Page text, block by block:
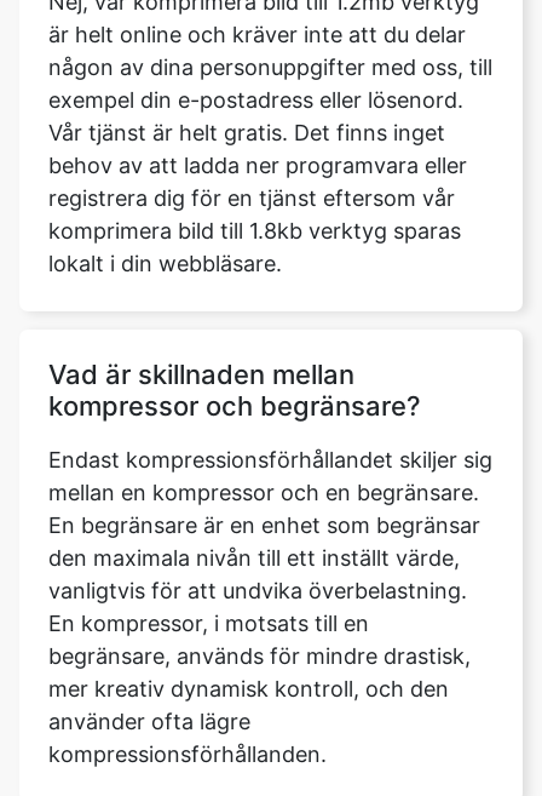
exempel din e-postadress eller lösenord.
Vår tjänst är helt gratis. Det finns inget
behov av att ladda ner programvara eller
registrera dig för en tjänst eftersom vår
komprimera bild till 1.8kb verktyg sparas
lokalt i din webbläsare.
Vad är skillnaden mellan
Endast kompressionsförhållandet skiljer sig
mellan en kompressor och en begränsare.
den maximala nivån till ett inställt värde,
vanligtvis för att undvika överbelastning.
En kompressor, i motsats till en
begränsare, används för mindre drastisk,
mer kreativ dynamisk kontroll, och den
använder ofta lägre
kompressionsförhållanden.
Är komprimera bilden till 1.2mb